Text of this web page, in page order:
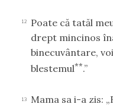
12 Poate că tatăl
drept mincinos
binecuvântare,
blestemul**.”
13
Mama sa i-a zis: